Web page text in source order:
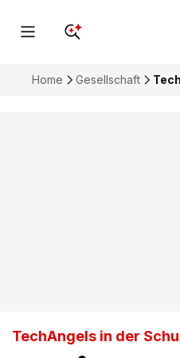
Home Gesellschaft
TechAngels in der